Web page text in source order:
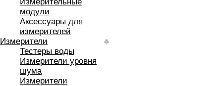
модули
Аксессуары для
измерителей
Измерители
Тестеры воды
Измерители уровня
шума
Измерители